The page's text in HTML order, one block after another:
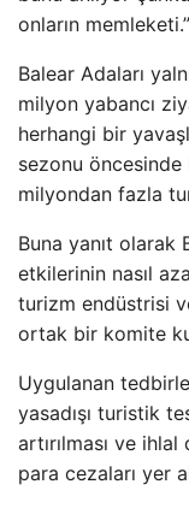
onların memleketi.”
Balear Adaları
milyon yabancı
herhangi bir
sezonu öncesinde
milyondan fazla
Buna yanıt olarak
etkilerinin nasıl
turizm endüstrisi
ortak bir komite
Uygulanan
yasadışı turistik
artırılması ve
para cezaları yer